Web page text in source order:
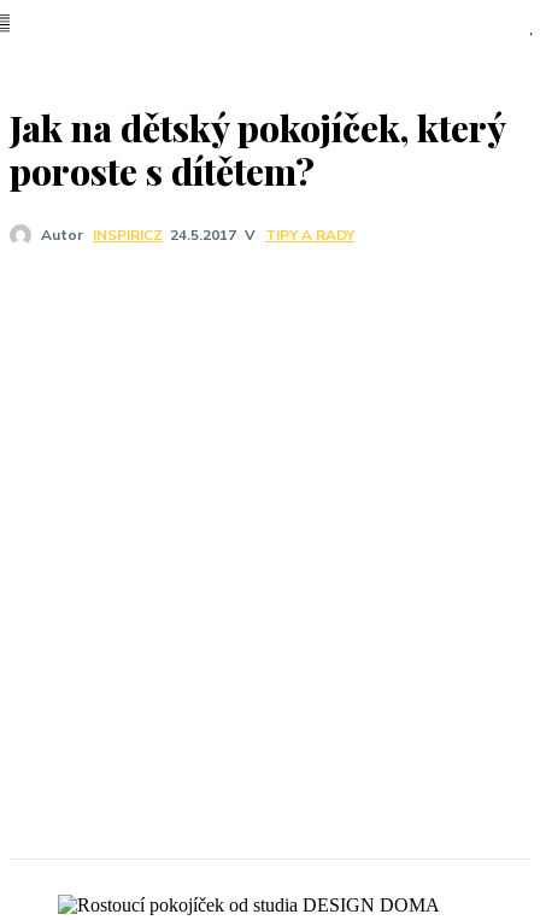
Jak na dětský pokojíček, který
poroste s dítětem?
Autor INSPIRICZ 24.5.2017 V TIPY A RADY